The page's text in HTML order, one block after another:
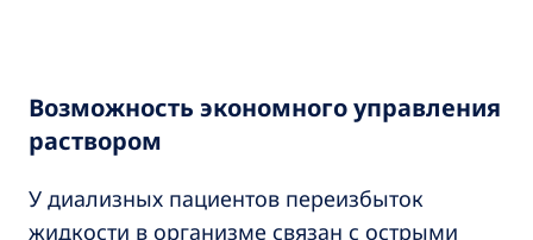
Возможность экономного управления
раствором
У диализных пациентов переизбыток
жидкости в организме связан с острыми